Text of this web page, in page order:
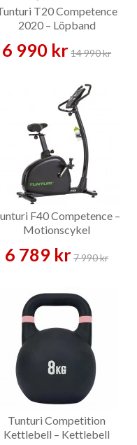
T20 Competence
2020 – Löpband
6 990 kr14 990 kr
F40 Competence –
Motionscykel
6 789 kr7 990 kr
Tunturi Competition
Kettlebell – Kettlebell